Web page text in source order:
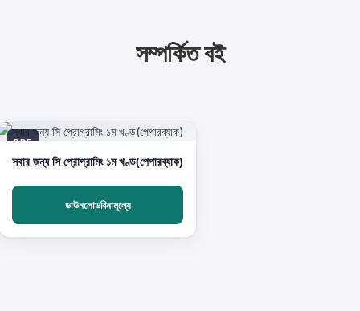
সম্পর্কিত বই
PDF
সবার জন্য সি প্রোগ্রামিং ১ম খণ্ড(পেপারব্যাক)
ডাউনলোডবিনামূল্যে